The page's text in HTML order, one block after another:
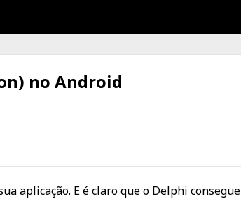
no Android
aplicação. E é claro que o Delphi consegue